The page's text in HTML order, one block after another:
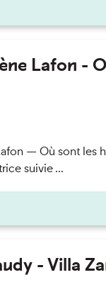
Lafon -
— Où sont les
suivie ...
- Villa